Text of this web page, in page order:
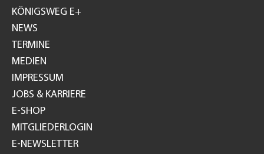
GH
KÖNIGSWEG E+
NEWS
TERMINE
MEDIEN
IMPRESSUM
JOBS & KARRIERE
E-SHOP
MITGLIEDERLOGIN
E-NEWSLETTER